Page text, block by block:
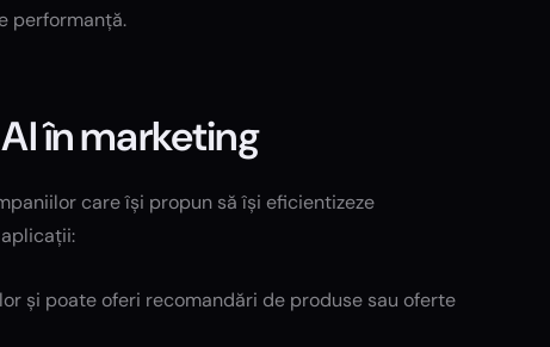
performanță.
în marketing
care își propun să își eficientizeze
și poate oferi recomandări de produse sau oferte